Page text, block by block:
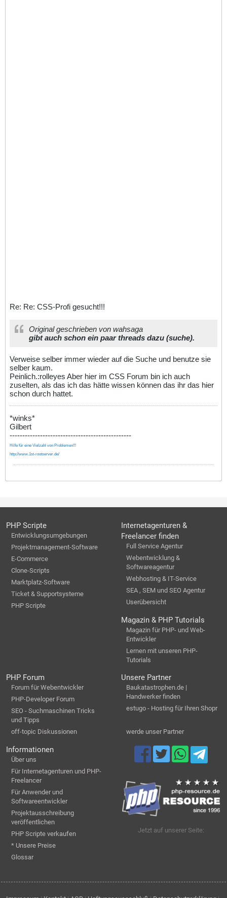
Re: Re: CSS-Profi gesucht!!!
Original geschrieben von wahsaga
gibt auch schon ein paar threads dazu (suche).
Verweise selber immer wieder auf die Suche und benutze sie
selber kaum.
Peinlich.:rolleyes Aber hier im CSS Forum bin ich auch
zuselten, als das ich das hätte wissen können das ihr das hier
schon durch hattet.
*winks*
Gilbert
------------------------------------------------
Hilfe für eine Vielzahl von Problemen!!!
http://www.1st-rootserver.de/
PHP Scripte
Entwicklungsumgebungen
Projektmanagement-Software
E-Commerce
Clone-Scripts
Marktplatz-Software
Ticket & Supportsysteme
PHP Scripte
Internetagenturen &
Freelancer finden
Full Service Agentur
Webentwicklung &
Softwareagentur
Webhosting & IT-Service
SEA , SEM und SEO Agentur
Userübersicht
Magazin & PHP Tutorials
Magazin für PHP- und Web-
Entwickler
Lernen mit unseren PHP-
Tutorials
PHP Forum
Forum für Webentwickler
PHP-Developer Forum
SEO - Suchmaschinen Tricks
und Tipps
off-topic Diskussionen
Unsere Partner
Baukatastrophen.de |
Handwerker finden
estugo - Hosting für Ihren Shopr
werde unser Partner
Informationen
Über uns
Für Internetagenturen und PHP-
Freelancer
Für Anwender und
Softwareentwickler
Projektausschreibung
veröffentlichen
PHP Scripte verkaufen
* Unsere Preise
Glossar
Jetzt auf unserer Seite: